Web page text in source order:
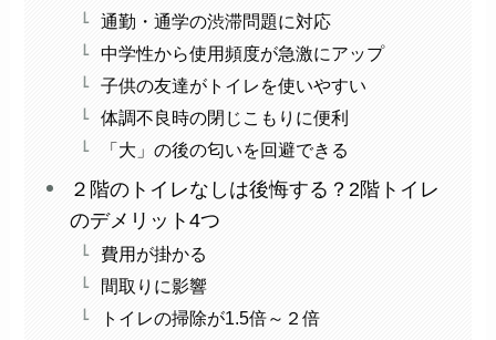
通勤・通学の渋滞問題に対応
中学性から使用頻度が急激にアップ
子供の友達がトイレを使いやすい
体調不良時の閉じこもりに便利
「大」の後の匂いを回避できる
２階のトイレなしは後悔する？2階トイレ
のデメリット4つ
費用が掛かる
間取りに影響
トイレの掃除が1.5倍～２倍